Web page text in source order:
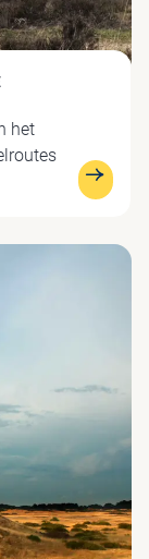
het